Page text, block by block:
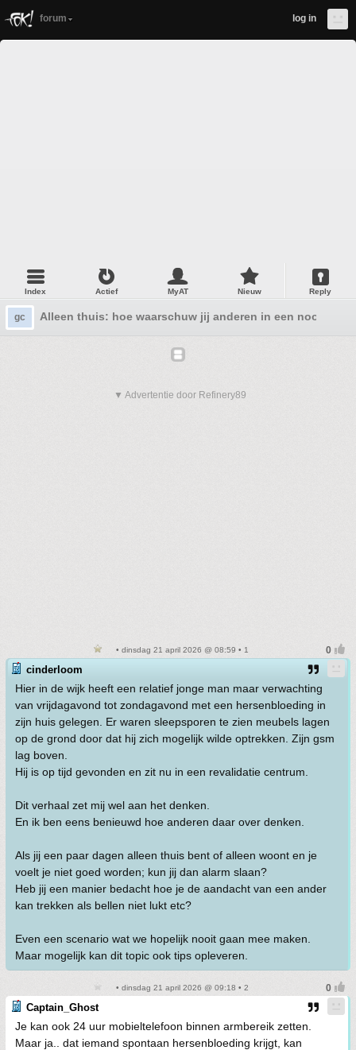
forum log in
Index Actief MyAT Nieuw Reply
gc Alleen thuis: hoe waarschuw jij anderen in een
▼ Advertentie door Refinery89
• dinsdag 21 april 2026 @ 08:59 • 1
cinderloom
Hier in de wijk heeft een relatief jonge man maar verwachting
van vrijdagavond tot zondagavond met een hersenbloeding in
zijn huis gelegen. Er waren sleepsporen te zien meubels lagen
op de grond door dat hij zich mogelijk wilde optrekken. Zijn gsm
lag boven.
Hij is op tijd gevonden en zit nu in een revalidatie centrum.
Dit verhaal zet mij wel aan het denken.
En ik ben eens benieuwd hoe anderen daar over denken.
Als jij een paar dagen alleen thuis bent of alleen woont en je
voelt je niet goed worden; kun jij dan alarm slaan?
Heb jij een manier bedacht hoe je de aandacht van een ander
kan trekken als bellen niet lukt etc?
Even een scenario wat we hopelijk nooit gaan mee maken.
Maar mogelijk kan dit topic ook tips opleveren.
• dinsdag 21 april 2026 @ 09:18 • 2
Captain_Ghost
Je kan ook 24 uur mobieltelefoon binnen armbereik zetten.
Maar ja.. dat iemand spontaan hersenbloeding krijgt, kan